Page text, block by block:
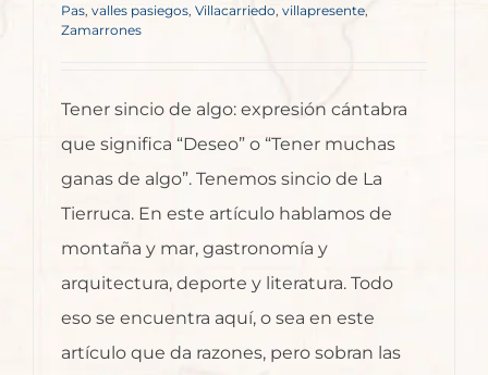
Pas, valles pasiegos Villacarriedo villapresente
Zamarrones
Tener sincio de algo: expresión cántabra
que significa “Deseo” o “Tener muchas
ganas de algo”. Tenemos sincio de La
Tierruca. En este artículo hablamos de
montaña y mar, gastronomía y
arquitectura, deporte y literatura. Todo
eso se encuentra aquí, o sea en este
artículo que da razones, pero sobran las